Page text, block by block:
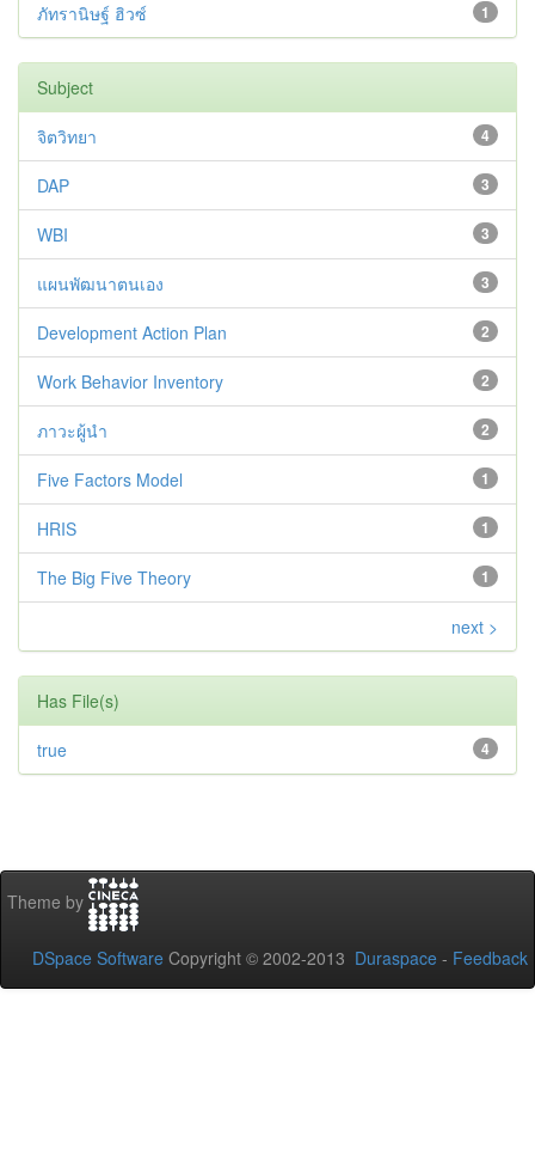
1
ภัทรานิษฐ์ ฮิวซ์
Subject
4
จิตวิทยา
3
DAP
3
WBI
3
แผนพัฒนาตนเอง
2
Development Action Plan
2
Work Behavior Inventory
2
ภาวะผู้นำ
1
Five Factors Model
1
HRIS
1
The Big Five Theory
next >
Has File(s)
4
true
Theme by
DSpace Software Copyright © 2002-2013 Duraspace - Feedback